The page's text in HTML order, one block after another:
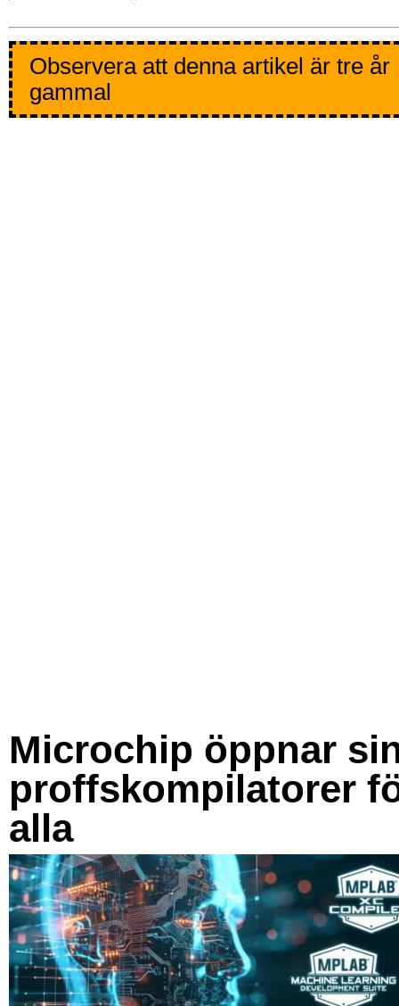
Observera att denna artikel är tre år
gammal
Microchip öppnar
proffskompilatorer
alla